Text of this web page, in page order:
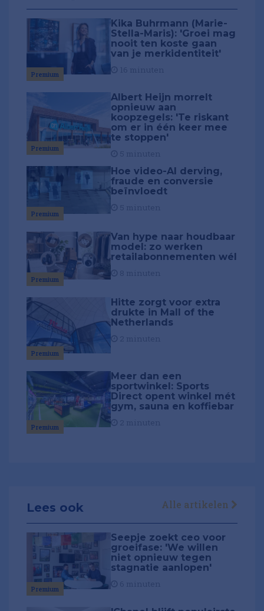
Premium
Kika Buhrmann (Marie-
Stella-Maris): 'Groei mag
nooit ten koste gaan
van je merkidentiteit'
Premium
Albert Heijn morrelt
opnieuw aan
koopzegels: 'Te riskant
om er in één keer mee
te stoppen'
Premium
Hoe video-AI derving,
fraude en conversie
beïnvloedt
Premium
Van hype naar houdbaar
model: zo werken
retailabonnementen wél
Premium
Hitte zorgt voor extra
drukte in Mall of the
Netherlands
Premium
Meer dan een
sportwinkel: Sports
Direct opent winkel mét
gym, sauna en koffiebar
Lees ook Alle artikelen
Premium
Seepje zoekt ceo voor
groeifase: 'We willen
niet opnieuw tegen
stagnatie aanlopen'